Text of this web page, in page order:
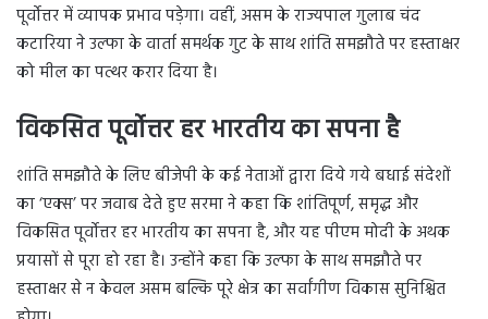
पूर्वोत्तर में व्यापक प्रभाव पड़ेगा। वहीं, असम के राज्यपाल गुलाब चंद
कटारिया ने उल्फा के वार्ता समर्थक गुट के साथ शांति समझौते पर हस्ताक्षर
को मील का पत्थर करार दिया है।
विकसित पूर्वोत्तर हर भारतीय का सपना है
शांति समझौते के लिए बीजेपी के कई नेताओं द्वारा दिये गये बधाई संदेशों
का ‘एक्स’ पर जवाब देते हुए सरमा ने कहा कि शांतिपूर्ण, समृद्ध और
विकसित पूर्वोत्तर हर भारतीय का सपना है, और यह पीएम मोदी के अथक
प्रयासों से पूरा हो रहा है। उन्होंने कहा कि उल्फा के साथ समझौते पर
हस्ताक्षर से न केवल असम बल्कि पूरे क्षेत्र का सर्वांगीण विकास सुनिश्चित